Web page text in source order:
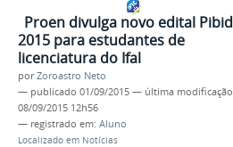
Proen divulga novo edital Pibid
2015 para estudantes de
licenciatura do Ifal
porZoroastro Neto
— publicado 01/09/2015 — última modificação
08/09/2015 12h56
— registrado em: Aluno
Localizado em Notícias